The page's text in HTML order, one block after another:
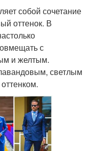
собой сочетание
оттенок. В
с
и желтым.
светлым